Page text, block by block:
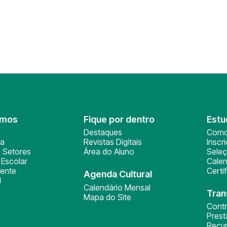
Setores
Fique por dentro
Destaques
Revistas Digitais
Área do Aluno
Agenda Cultural
Calendário Mensal
Mapa do Site